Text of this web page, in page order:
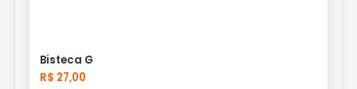
Bisteca G
R$ 27,00